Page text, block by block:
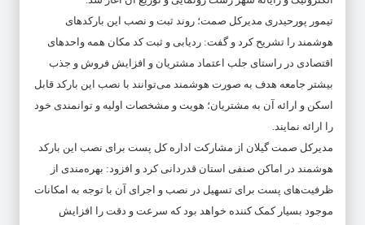
تیمور پورحیدری مدیرکل صمت؛ روند ثبت و نصب این بارکدهای
هوشمند را تشریح کرد و گفت: ردیابی و ثبت کد مکان همه واحدهای
اقتصادی در راستای جلب اعتماد مشتریان و افزایش فروش و جذب
بیشتر جامعه هدف به صورت هوشمند می‌توانند با نصب این بارکد قابل
اسکن و ارائه آن به مشتریان؛ هویت و مشخصات اولیه و توانمندی خود
را ارائه نمایند.
مدیرکل صمت گیلان از مشارکت اداره کل پست برای نصب این بارکد
هوشمند در اماکن صنفی استان قدردانی کرد و افزود: بهره‌مندی از
ظرفیت‌های پست برای تسهیل در نصب و اجرای آن با توجه به امکانات
موجود بسیار کمک کننده خواهد بود که سرعت و دقت را افزایش